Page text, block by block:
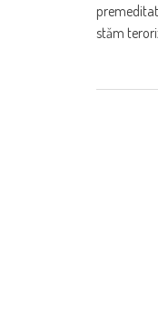
stăm